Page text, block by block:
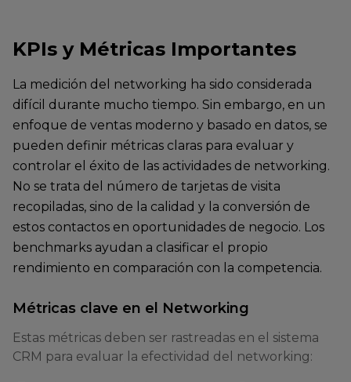
KPIs y Métricas Importantes
La medición del networking ha sido considerada
difícil durante mucho tiempo. Sin embargo, en un
enfoque de ventas moderno y basado en datos, se
pueden definir métricas claras para evaluar y
controlar el éxito de las actividades de networking.
No se trata del número de tarjetas de visita
recopiladas, sino de la calidad y la conversión de
estos contactos en oportunidades de negocio. Los
benchmarks ayudan a clasificar el propio
rendimiento en comparación con la competencia.
Métricas clave en el Networking
Estas métricas deben ser rastreadas en el sistema
CRM para evaluar la efectividad del networking: